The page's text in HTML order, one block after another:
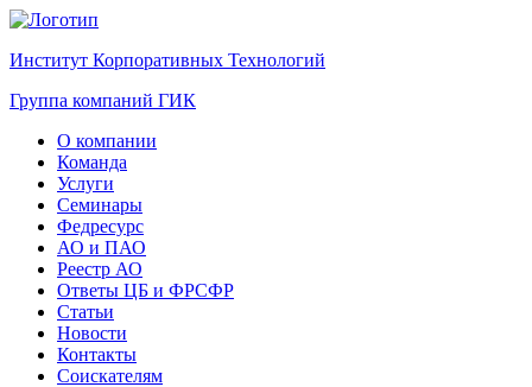
Институт Корпоративных Технологий
Группа компаний ГИК
О компании
Команда
Услуги
Семинары
Федресурс
АО и ПАО
Реестр АО
Ответы ЦБ и ФРСФР
Статьи
Новости
Контакты
Соискателям